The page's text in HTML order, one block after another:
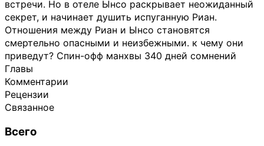
встречи. Но в отеле Ынсо раскрывает неожиданный
секрет, и начинает душить испуганную Риан.
Отношения между Риан и Ынсо становятся
смертельно опасными и неизбежными. к чему они
приведут? Спин-офф манхвы 340 дней сомнений
Главы
Комментарии
Рецензии
Связанное
Всего